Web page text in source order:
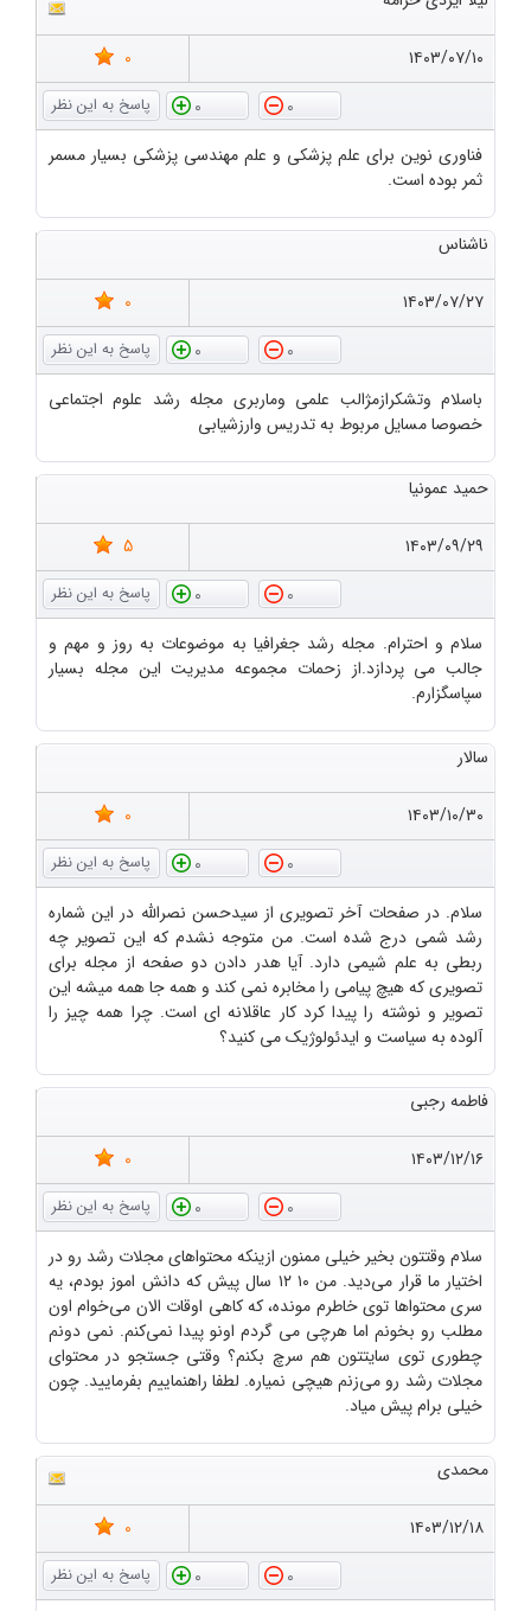
۱۴۰۳/۰۷/۱۰
0
0
0
فناوری نوین برای علم پزشکی و علم مهندسی پزشکی بسیار مسمر
ثمر بوده است.
ناشناس
۱۴۰۳/۰۷/۲۷
0
0
0
باسلام وتشکرازمژالب علمی وماربری مجله رشد علوم اجتماعی
خصوصا مسایل مربوط به تدریس وارزشیابی
حمید عمونیا
۱۴۰۳/۰۹/۲۹
5
0
0
سلام و احترام. مجله رشد جغرافیا به موضوعات به روز و مهم و
جالب می پردازد.از زحمات مجموعه مدیریت این مجله بسیار
سپاسگزارم.
سالار
۱۴۰۳/۱۰/۳۰
0
0
0
سلام. در صفحات آخر تصویری از سیدحسن نصرالله در این شماره
رشد شمی درج شده است. من متوجه نشدم که این تصویر چه
ربطی به علم شیمی دارد. آیا هدر دادن دو صفحه از مجله برای
تصویری که هیچ پیامی را مخابره نمی کند و همه جا همه میشه این
تصویر و نوشته را پیدا کرد کار عاقلانه ای است. چرا همه چیز را
آلوده به سیاست و ایدئولوژیک می کنید؟
فاطمه رجبی
۱۴۰۳/۱۲/۱۶
0
0
0
سلام وقتتون بخیر خیلی ممنون ازینکه محتواهای مجلات رشد رو در
اختیار ما قرار می‌دید. من ۱۰ ۱۲ سال پیش که دانش اموز بودم، یه
سری محتواها توی خاطرم مونده، که کاهی اوقات الان می‌خوام اون
مطلب رو بخونم اما هرچی می گردم اونو پیدا نمی‌کنم. نمی دونم
چطوری توی سایتتون هم سرچ بکنم؟ وقتی جستجو در محتوای
مجلات رشد رو می‌زنم هیچی نمیاره. لطفا راهنماییم بفرمایید. چون
خیلی برام پیش میاد.
محمدی
۱۴۰۳/۱۲/۱۸
0
0
0